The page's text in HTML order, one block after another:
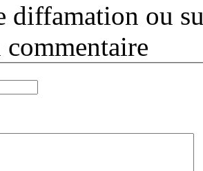
diffamation ou
commentaire